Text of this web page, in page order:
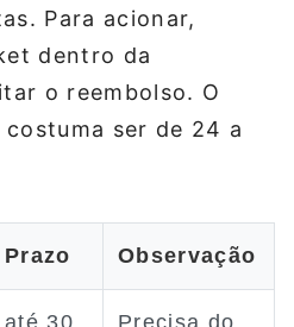
Para acionar,
dentro da
o reembolso. O
ser de 24 a
Prazo Observação